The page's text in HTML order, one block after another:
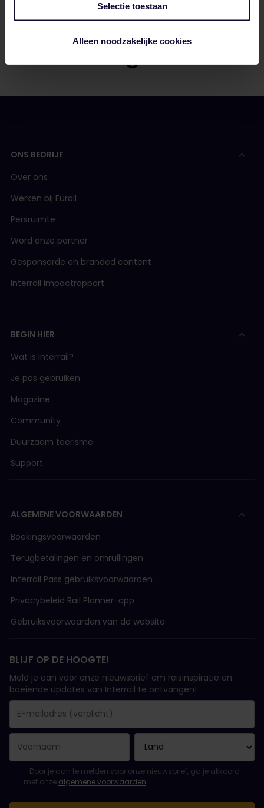
Selectie toestaan
Alleen noodzakelijke cookies
ONS BEDRIJF
Over ons
Werken bij Eurail
Persruimte
Word onze partner
Gesponsorde en branded content
Interrail impactrapport
BEGIN HIER
Wat is Interrail?
Je pas gebruiken
Magazine
Community
Duurzaam toerisme
Support
ALGEMENE VOORWAARDEN
Boekingsvoorwaarden
Terugbetalingen en omruilingen
Interrail Pass gebruiksvoorwaarden
Privacybeleid Rail Planner-app
Gebruiksvoorwaarden van de website
BLIJF OP DE HOOGTE!
Meld je aan voor onze nieuwsbrief om reisinspiratie en
boeiende updates van Interrail te ontvangen!
E-mailadres is een verplicht veld!
E-mailadres is ongeldig!
Fout bij het abonneren op de nieuwsbrief. Probeer het later
Je hebt je al geabonneerd op deze nieuwsbrief!
Ga akkoord met de algemene voorwaarden om je in te
Door je aan te melden voor onze nieuwsbrief, ga je akkoord
met onze algemene voorwaarden.